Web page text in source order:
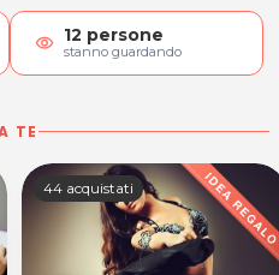
visibility 12 persone
stanno guardando
TE
44 acquistati